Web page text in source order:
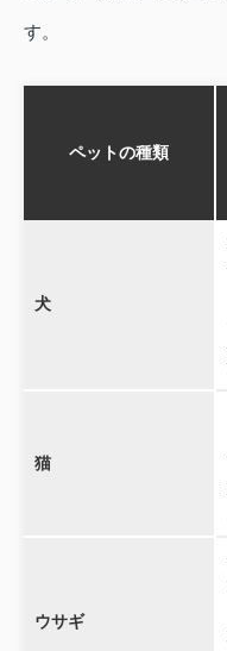
す。
ペットの種類
犬
猫
ウサギ